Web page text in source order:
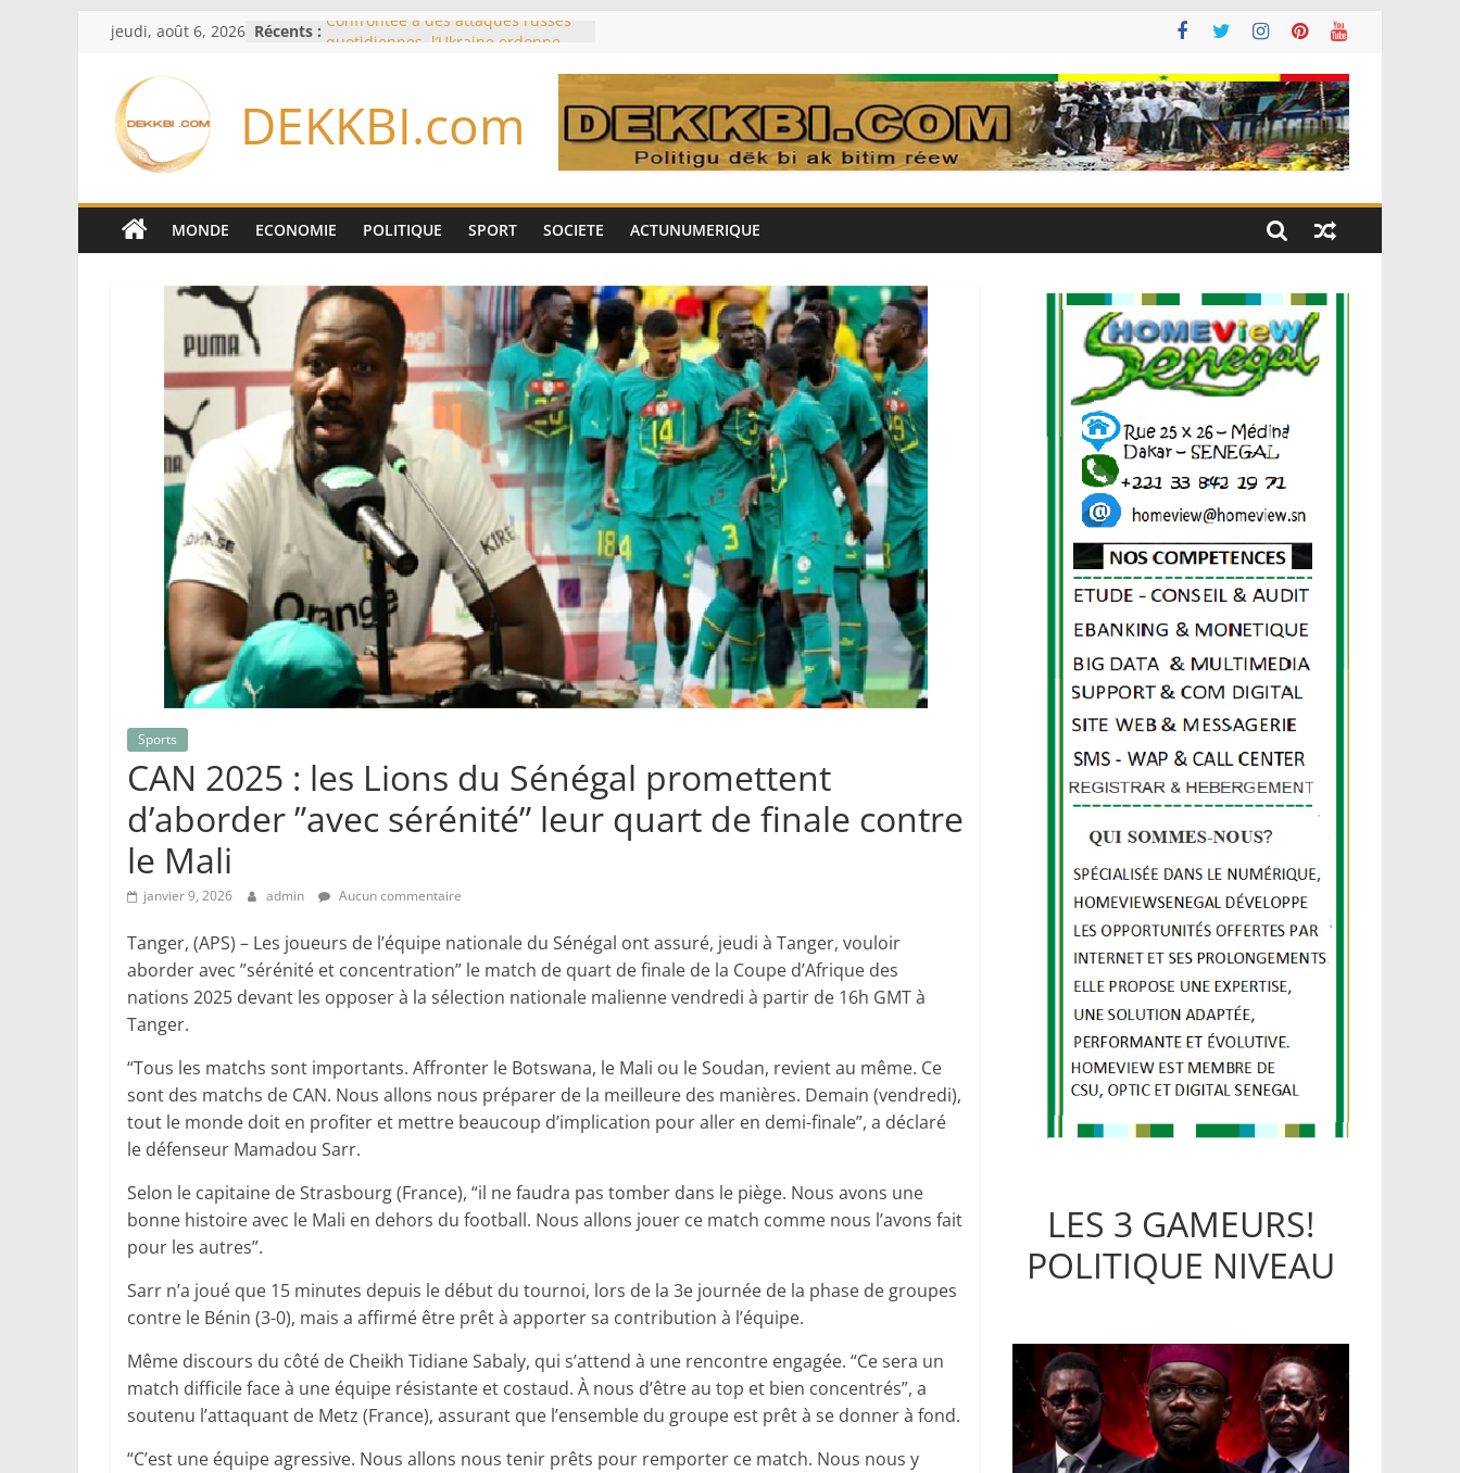
Passer
contenu
jeudi, août 6, 2026 Récents : Confrontée à des attaques russes
Laribi relance la coopération
policière contre le narcotrafic
l’armée alors que Paul Biya est hors
du pays
Drone explosif à Leipzig: une
«des puissances étrangères», selon
Berlin
« Des erreurs ont été commises »
DEKKBI.com
MONDE ECONOMIE POLITIQUE SPORT SOCIETE ACTUNUMERIQUE
Sports
CAN 2025 : les Lions du Sénégal promettent
d’aborder ”avec sérénité” leur quart de finale contre
le Mali
janvier 9, 2026 admin Aucun commentaire
Tanger, (APS) – Les joueurs de l’équipe nationale du Sénégal ont assuré, jeudi à Tanger, vouloir
aborder avec ”sérénité et concentration” le match de quart de finale de la Coupe d’Afrique des
nations 2025 devant les opposer à la sélection nationale malienne vendredi à partir de 16h GMT à
Tanger.
“Tous les matchs sont importants. Affronter le Botswana, le Mali ou le Soudan, revient au même. Ce
sont des matchs de CAN. Nous allons nous préparer de la meilleure des manières. Demain (vendredi),
tout le monde doit en profiter et mettre beaucoup d’implication pour aller en demi-finale”, a déclaré
le défenseur Mamadou Sarr.
Selon le capitaine de Strasbourg (France), “il ne faudra pas tomber dans le piège. Nous avons une
bonne histoire avec le Mali en dehors du football. Nous allons jouer ce match comme nous l’avons fait
pour les autres”.
Sarr n’a joué que 15 minutes depuis le début du tournoi, lors de la 3e journée de la phase de groupes
contre le Bénin (3-0), mais a affirmé être prêt à apporter sa contribution à l’équipe.
Même discours du côté de Cheikh Tidiane Sabaly, qui s’attend à une rencontre engagée. “Ce sera un
match difficile face à une équipe résistante et costaud. À nous d’être au top et bien concentrés”, a
soutenu l’attaquant de Metz (France), assurant que l’ensemble du groupe est prêt à se donner à fond.
“C’est une équipe agressive. Nous allons nous tenir prêts pour remporter ce match. Nous nous y
LES 3 GAMEURS!
POLITIQUE NIVEAU